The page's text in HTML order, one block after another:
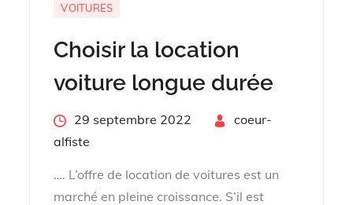
VOITURES
Choisir la location
voiture longue durée
Posted
on
29 septembre 2022
coeur-
alfiste
…. L’offre de location de voitures est un
marché en pleine croissance. S’il est